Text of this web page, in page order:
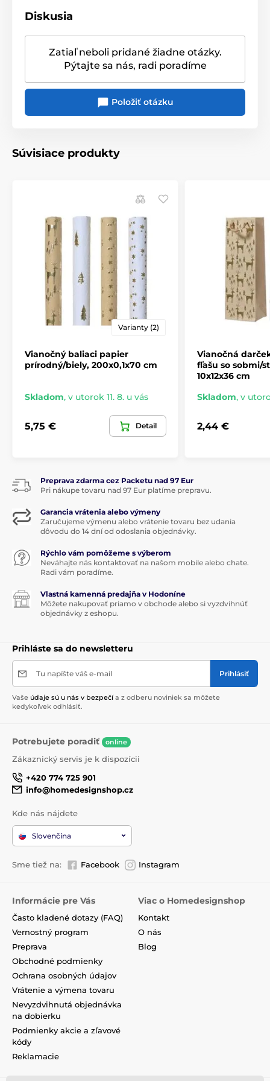
Materiál:papier
Použitie: darčeková taška na menšie darčeky
Produkt je zaradený v kategóriách
Vianočné darčekové tašky
Diskusia
Zatiaľ neboli pridané žiadne otázky.
Pýtajte sa nás, radi poradíme
Položiť otázku
Súvisiace produkty
Varianty (2)
Vianočný baliaci papier
prírodný/biely, 200x0,1x70 cm
Skladom, v utorok 11. 8. u vás
5,75 € Detail
Vianočná
fľašu so sobmi/
10x12x36 cm
Skladom, v
2,44 €
Preprava zdarma cez Packetu nad 97 Eur
Pri nákupe tovaru nad 97 Eur platíme prepravu.
Garancia vrátenia alebo výmeny
Zaručujeme výmenu alebo vrátenie tovaru bez udania
dôvodu do 14 dní od odoslania objednávky.
Rýchlo vám pomôžeme s výberom
Neváhajte nás kontaktovať na našom mobile alebo chate.
Radi vám poradíme.
Vlastná kamenná predajňa v Hodoníne
Môžete nakupovať priamo v obchode alebo si vyzdvihnúť
objednávky z eshopu.
Prihláste sa do newsletteru
Tu napíšte váš e-mail Prihlásiť
Vaše údaje sú u nás v bezpečí a z odberu noviniek sa môžete
kedykoľvek odhlásiť.
Potrebujete poradiť online
Zákaznický servis je k dispozícii
+420 774 725 901
info@homedesignshop.cz
Kde nás nájdete
Slovenčina
Sme tiež na: Facebook Instagram
Informácie pre Vás
Často kladené dotazy (FAQ)
Vernostný program
Preprava
Obchodné podmienky
Ochrana osobných údajov
Vrátenie a výmena tovaru
Nevyzdvihnutá objednávka
na dobierku
Podmienky akcie a zľavové
kódy
Reklamacie
Viac o Homedesignshop
Kontakt
O nás
Blog